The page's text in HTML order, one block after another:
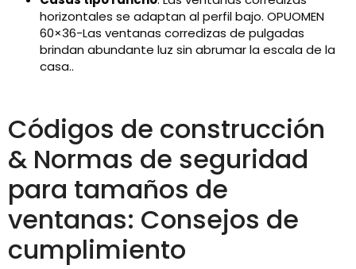
horizontales se adaptan al perfil bajo. OPUOMEN
60×36-Las ventanas corredizas de pulgadas
brindan abundante luz sin abrumar la escala de la
casa..
Códigos de construcción
& Normas de seguridad
para tamaños de
ventanas: Consejos de
cumplimiento